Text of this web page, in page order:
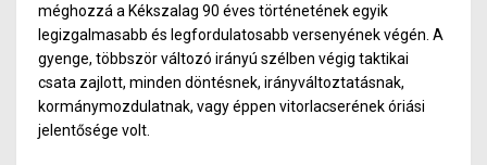
méghozzá a Kékszalag 90 éves történetének egyik
legizgalmasabb és legfordulatosabb versenyének végén. A
gyenge, többször változó irányú szélben végig taktikai
csata zajlott, minden döntésnek, irányváltoztatásnak,
kormánymozdulatnak, vagy éppen vitorlacserének óriási
jelentősége volt.